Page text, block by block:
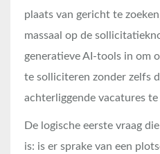
plaats van gericht te
massaal op de
generatieve AI-tools in om
te solliciteren zonder zelfs
achterliggende vacatures te
De logische eerste vraag
is: is er sprake van een